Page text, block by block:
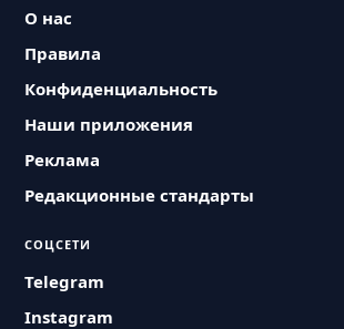
О нас
Правила
Конфиденциальность
Наши приложения
Реклама
Редакционные стандарты
СОЦСЕТИ
Telegram
Instagram